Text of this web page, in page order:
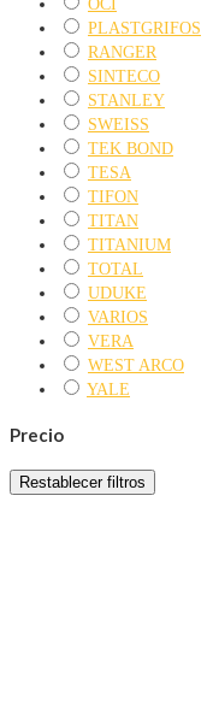
OCI
PLASTGRIFOS
RANGER
SINTECO
STANLEY
SWEISS
TEK BOND
TESA
TIFON
TITAN
TITANIUM
TOTAL
UDUKE
VARIOS
VERA
WEST ARCO
YALE
Precio
Restablecer filtros